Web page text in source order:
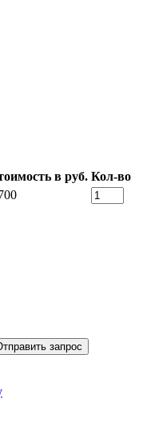
в руб. Кол-во
запрос